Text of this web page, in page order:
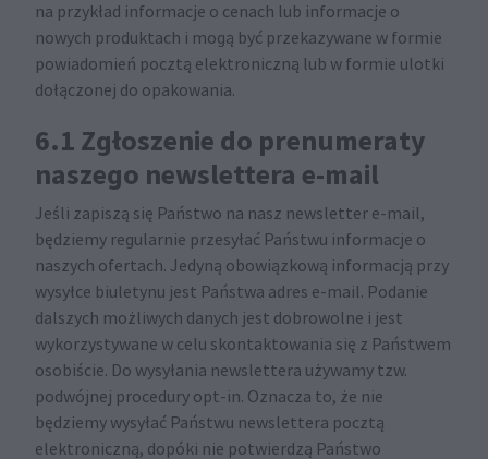
na przykład informacje o cenach lub informacje o
nowych produktach i mogą być przekazywane w formie
powiadomień pocztą elektroniczną lub w formie ulotki
dołączonej do opakowania.
6.1 Zgłoszenie do prenumeraty
naszego newslettera e-mail
Jeśli zapiszą się Państwo na nasz newsletter e-mail,
będziemy regularnie przesyłać Państwu informacje o
naszych ofertach. Jedyną obowiązkową informacją przy
wysyłce biuletynu jest Państwa adres e-mail. Podanie
dalszych możliwych danych jest dobrowolne i jest
wykorzystywane w celu skontaktowania się z Państwem
osobiście. Do wysyłania newslettera używamy tzw.
podwójnej procedury opt-in. Oznacza to, że nie
będziemy wysyłać Państwu newslettera pocztą
elektroniczną, dopóki nie potwierdzą Państwo